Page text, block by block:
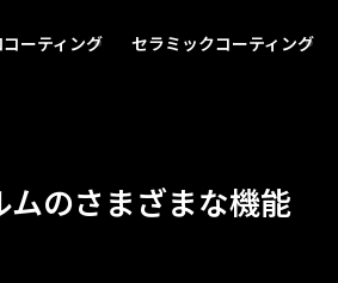
ーティング セラミックコーティング
ムのさまざまな機能